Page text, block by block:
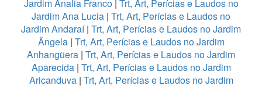
Jardim Analia Franco| Trt, Art, Perícias e Laudos no
Jardim Ana Lucia | Trt, Art, Perícias e Laudos no
Jardim Andaraí| Trt, Art, Perícias e Laudos no Jardim
Ângela| Trt, Art, Perícias e Laudos no Jardim
Anhangüera | Trt, Art, Perícias e Laudos no Jardim
Aparecida| Trt, Art, Perícias e Laudos no Jardim
Aricanduva| Trt, Art, Perícias e Laudos no Jardim